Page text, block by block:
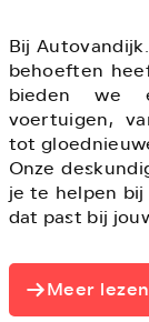
Bij
behoeften
bieden we
voertuigen,
tot
Onze
je te helpen
dat past bij
Meer